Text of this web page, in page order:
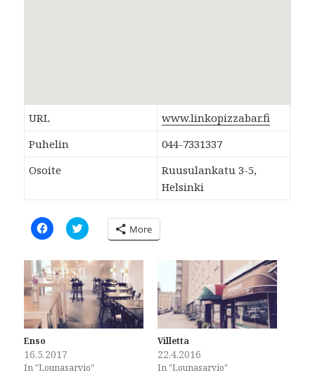
URL
www.linkopizzabar.fi
Puhelin
044-7331337
Osoite
Ruusulankatu 3-5,
Helsinki
C
l
k
t
o
s
h
a
r
e
F
a
c
C
l
k
t
o
s
h
e
w
i
More
Enso
16.5.2017
In "Lounasarvio"
Villetta
22.4.2016
In "Lounasarvio"